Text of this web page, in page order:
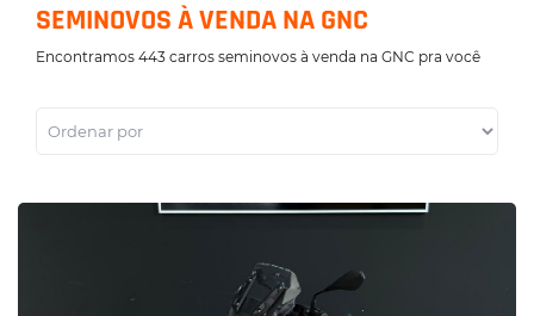
SEMINOVOS À VENDA NA GNC
Encontramos 443 carros seminovos à venda na GNC pra você